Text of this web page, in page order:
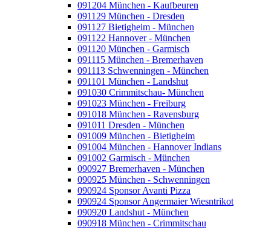
091204 München - Kaufbeuren
091129 München - Dresden
091127 Bietigheim - München
091122 Hannover - München
091120 München - Garmisch
091115 München - Bremerhaven
091113 Schwenningen - München
091101 München - Landshut
091030 Crimmitschau- München
091023 München - Freiburg
091018 München - Ravensburg
091011 Dresden - München
091009 München - Bietigheim
091004 München - Hannover Indians
091002 Garmisch - München
090927 Bremerhaven - München
090925 München - Schwenningen
090924 Sponsor Avanti Pizza
090924 Sponsor Angermaier Wiesntrikot
090920 Landshut - München
090918 München - Crimmitschau